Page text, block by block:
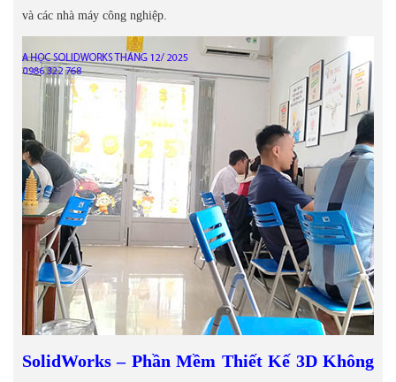
và các nhà máy công nghiệp.
SolidWorks – Phần Mềm Thiết Kế 3D Không